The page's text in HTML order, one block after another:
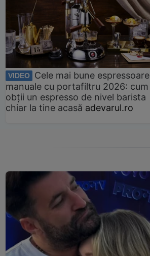
VIDEO
Cele mai bune espressoare
manuale cu portafiltru 2026: cum
obții un espresso de nivel barista
chiar la tine acasă adevarul.ro